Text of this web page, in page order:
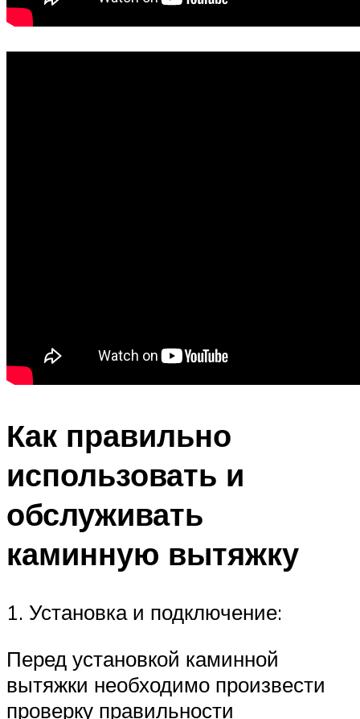
Как правильно
использовать и
обслуживать
каминную вытяжку
1. Установка и подключение:
Перед установкой каминной
вытяжки необходимо произвести
проверку правильности